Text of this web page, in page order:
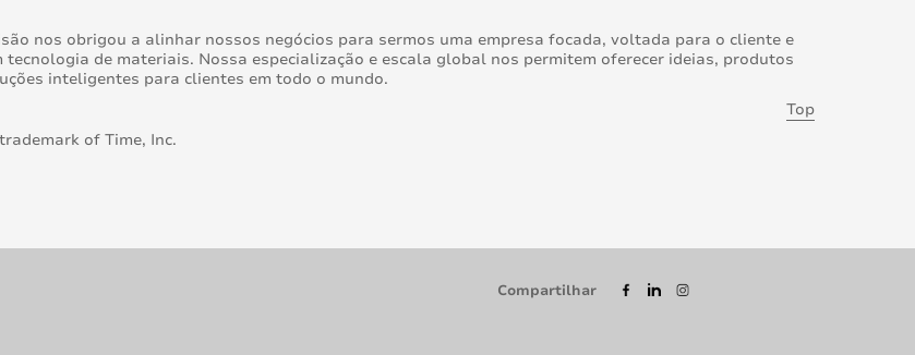
nos obrigou a alinhar nossos negócios para sermos uma empresa focada, voltada para o cliente e
tecnologia de materiais. Nossa especialização e escala global nos permitem oferecer ideias, produtos
inteligentes para clientes em todo o mundo.
Top
of Time, Inc.
Compartilhar